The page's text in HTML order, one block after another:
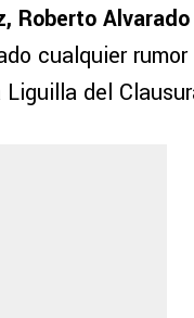
Roberto
cualquier
del